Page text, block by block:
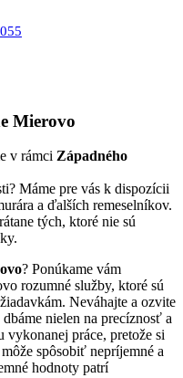
Mierovo
v rámci Západného
Máme pre vás k dispozícii
a ďalších remeselníkov.
tých, ktoré nie sú
? Ponúkame vám
rozumné služby, ktoré sú
Neváhajte a ozvite
nielen na precíznosť a
vykonanej práce, pretože si
spôsobiť nepríjemné a
hodnoty patrí